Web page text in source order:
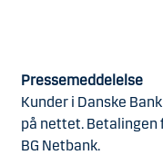
Pressemeddelelse
Kunder i Danske
på nettet. Betalingen
BG Netbank.